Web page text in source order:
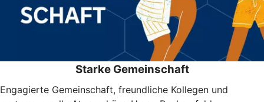
Starke Gemeinschaft
Engagierte Gemeinschaft, freundliche Kollegen und